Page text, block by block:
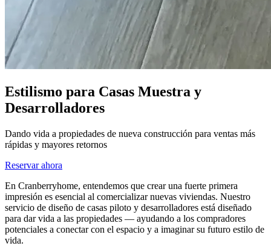
Estilismo para Casas Muestra y
Desarrolladores
Dando vida a propiedades de nueva construcción para ventas más
rápidas y mayores retornos
Reservar ahora
En Cranberryhome, entendemos que crear una fuerte primera
impresión es esencial al comercializar nuevas viviendas. Nuestro
servicio de diseño de casas piloto y desarrolladores está diseñado
para dar vida a las propiedades — ayudando a los compradores
potenciales a conectar con el espacio y a imaginar su futuro estilo de
vida.